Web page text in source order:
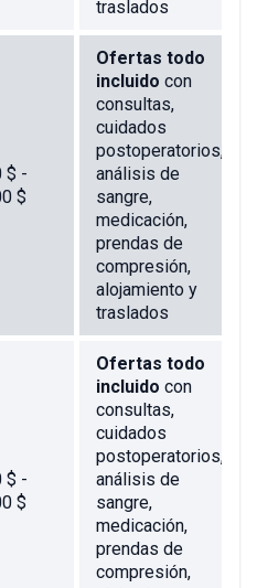
traslados
$ -
$
Ofertas todo
incluido con
consultas,
cuidados
postoperatorios,
análisis de
sangre,
medicación,
prendas de
compresión,
alojamiento y
traslados
$ -
$
Ofertas todo
incluido con
consultas,
cuidados
postoperatorios,
análisis de
sangre,
medicación,
prendas de
compresión,